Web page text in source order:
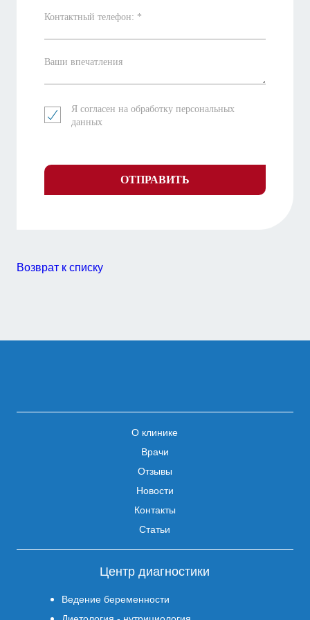
Контактный телефон: *
Ваши впечатления
Я согласен на обработку персональных
данных
ОТПРАВИТЬ
Возврат к списку
О клинике
Врачи
Отзывы
Новости
Контакты
Статьи
Центр диагностики
Ведение беременности